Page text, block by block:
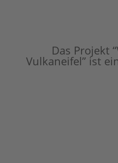
Das Projekt
Vulkaneifel” ist